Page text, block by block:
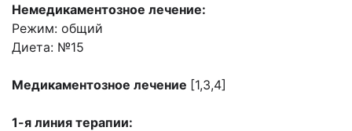
Немедикаментозное лечение:
Режим: общий
Диета: №15
Медикаментозное лечение [1,3,4]
1-я линия терапии: